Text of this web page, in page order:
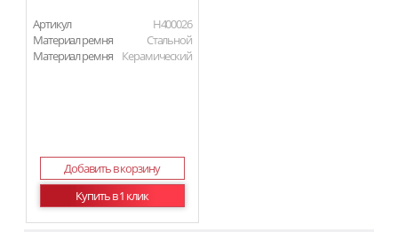
Артикул
H400026
Материал ремня
Стальной
Материал ремня
Керамический
Добавить в корзину
Купить в 1 клик